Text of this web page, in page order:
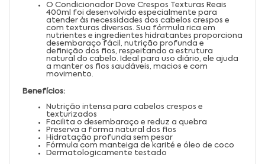
O Condicionador Dove Crespos Texturas Reais
400ml foi desenvolvido especialmente para
atender às necessidades dos cabelos crespos e
com texturas diversas. Sua fórmula rica em
nutrientes e ingredientes hidratantes proporciona
desembaraço fácil, nutrição profunda e
definição dos fios, respeitando a estrutura
natural do cabelo. Ideal para uso diário, ele ajuda
a manter os fios saudáveis, macios e com
movimento.
Benefícios:
Nutrição intensa para cabelos crespos e
texturizados
Facilita o desembaraço e reduz a quebra
Preserva a forma natural dos fios
Hidratação profunda sem pesar
Fórmula com manteiga de karité e óleo de coco
Dermatologicamente testado